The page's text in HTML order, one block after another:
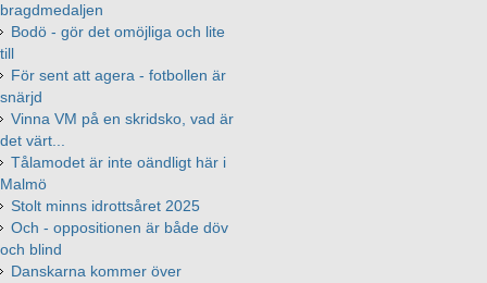
bragdmedaljen
Bodö - gör det omöjliga och lite
till
För sent att agera - fotbollen är
snärjd
Vinna VM på en skridsko, vad är
det värt...
Tålamodet är inte oändligt här i
Malmö
Stolt minns idrottsåret 2025
Och - oppositionen är både döv
och blind
Danskarna kommer över